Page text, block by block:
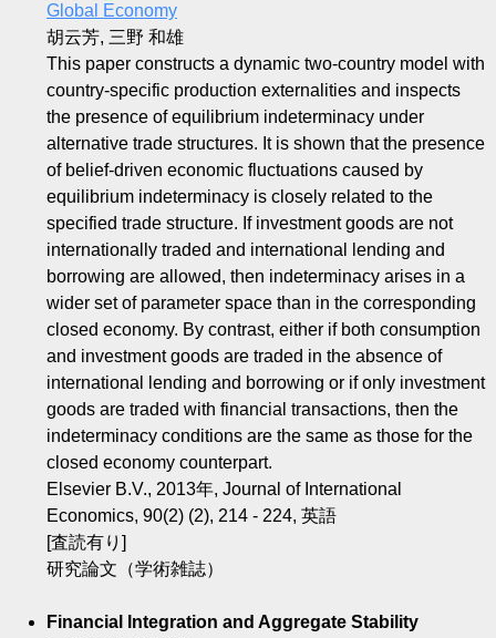
Global Economy
胡云芳, 三野 和雄
This paper constructs a dynamic two-country model with
country-specific production externalities and inspects
the presence of equilibrium indeterminacy under
alternative trade structures. It is shown that the presence
of belief-driven economic fluctuations caused by
equilibrium indeterminacy is closely related to the
specified trade structure. If investment goods are not
internationally traded and international lending and
borrowing are allowed, then indeterminacy arises in a
wider set of parameter space than in the corresponding
closed economy. By contrast, either if both consumption
and investment goods are traded in the absence of
international lending and borrowing or if only investment
goods are traded with financial transactions, then the
indeterminacy conditions are the same as those for the
closed economy counterpart.
Elsevier B.V., 2013年, Journal of International
Economics, 90(2) (2), 214 - 224, 英語
[査読有り]
研究論文（学術雑誌）
Financial Integration and Aggregate Stability